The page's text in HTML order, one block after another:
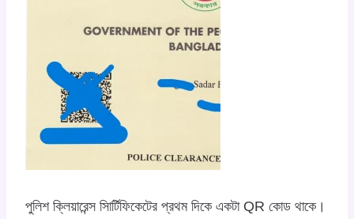
পুলিশ ক্লিয়ারেন্স সিার্টিফিকেটের প্রথম দিকে একটা QR কোড থাকে।